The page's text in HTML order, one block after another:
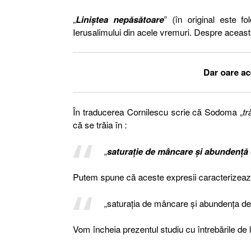
„Liniștea nepăsătoare” (în original este
Ierusalimului din acele vremuri. Despre
Dar oare
În traducerea Cornilescu scrie că Sodoma „
că se trăia în :
„saturație de mâncare și abundență
Putem spune că aceste expresii
„saturația de mâncare și abundența
Vom încheia prezentul studiu cu întrebările de